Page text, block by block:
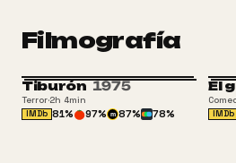
Filmografía
Tiburón 1975
Terror·2h 4min
IMDb 81% 97% m 87% 78%
El
IMDb